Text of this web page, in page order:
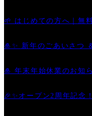
🌱 はじめての方へ｜無
🎍✨ 新年のごあいさつ
🎍 年末年始休業のお知
🎉✨オープン2周年記念